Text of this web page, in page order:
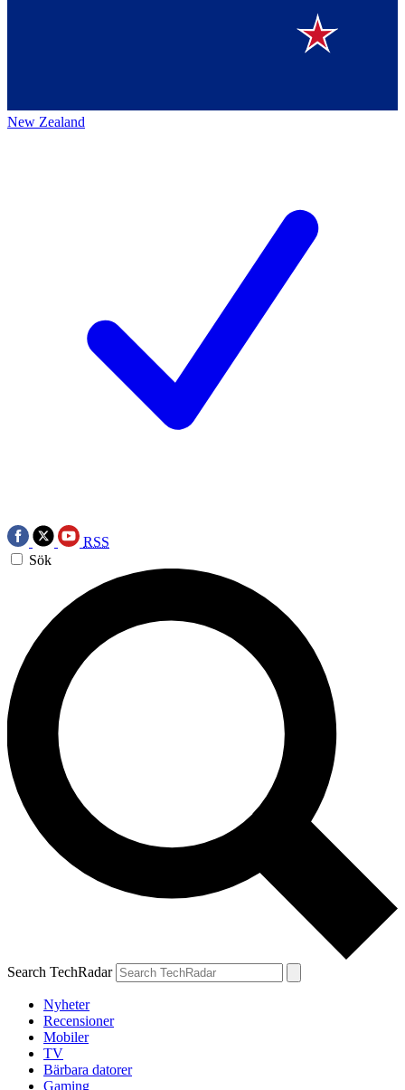
New Zealand
RSS
Sök
Search TechRadar
Nyheter
Recensioner
Mobiler
TV
Bärbara datorer
Gaming